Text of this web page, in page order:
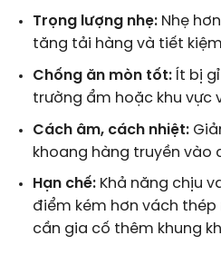
Trọng lượng nhẹ:Nhẹ
tăng tải hàng và tiết
Chống ăn mòn tốt:Ít bị gỉ
trường ẩm hoặc khu vực
Cách âm, cách nhiệt:
khoang hàng truyền vào
Hạn chế:Khả năng chịu
điểm kém hơn vách thép
cần gia cố thêm khung